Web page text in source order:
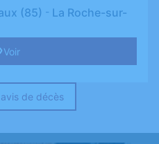
(85) - La Roche-sur-
Voir
de décès